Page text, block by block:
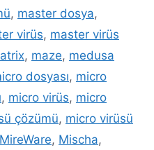
, master dosya,
virüs, master virüs
, maze, medusa
dosyası, micro
, micro virüs, micro
çözümü, micro virüsü
MireWare, Mischa,